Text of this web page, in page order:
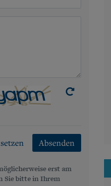
Absenden
erst am
Sie bitte in Ihrem